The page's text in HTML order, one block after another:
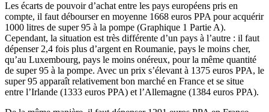
Les écarts de pouvoir d’achat entre les pays européens pris en
compte, il faut débourser en moyenne 1668 euros PPA pour acquérir
1000 litres de super 95 à la pompe (Graphique 1 Partie A).
Cependant, la situation est très différente d’un pays à l’autre : il faut
dépenser 2,4 fois plus d’argent en Roumanie, pays le moins cher,
qu’au Luxembourg, pays le moins onéreux, pour la même quantité
de super 95 à la pompe. Avec un prix s’élevant à 1375 euros PPA, le
super 95 apparaît relativement bon marché en France et se situe
entre l’Irlande (1333 euros PPA) et l’Allemagne (1384 euros PPA).